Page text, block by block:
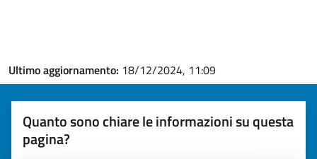
Ultimo aggiornamento: 18/12/2024, 11:09
Quanto sono chiare le informazioni su questa
pagina?